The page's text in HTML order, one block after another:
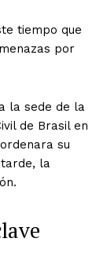
tiempo que
por
la sede de la
de Brasil en
su
la